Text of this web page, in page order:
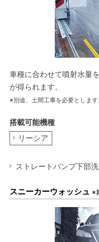
車種に合わせて噴射水量
が得られます。
※別途、土間工事を必要とします
搭載可能機種
リーシア
ストレートバンプ下部
スニーカーウォッシュ ※